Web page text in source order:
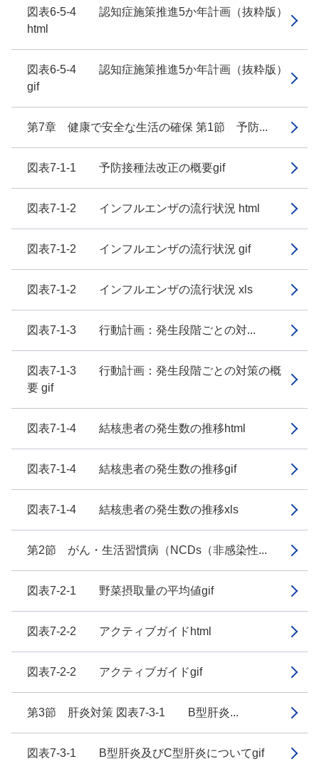
図表6-5-4 認知症施策推進5か年計画（抜粋版）
html
図表6-5-4 認知症施策推進5か年計画（抜粋版）
gif
第7章 健康で安全な生活の確保 第1節 予防...
図表7-1-1 予防接種法改正の概要gif
図表7-1-2 インフルエンザの流行状況 html
図表7-1-2 インフルエンザの流行状況 gif
図表7-1-2 インフルエンザの流行状況 xls
図表7-1-3 行動計画：発生段階ごとの対...
図表7-1-3 行動計画：発生段階ごとの対策の概
要 gif
図表7-1-4 結核患者の発生数の推移html
図表7-1-4 結核患者の発生数の推移gif
図表7-1-4 結核患者の発生数の推移xls
第2節 がん・生活習慣病（NCDs（非感染性...
図表7-2-1 野菜摂取量の平均値gif
図表7-2-2 アクティブガイドhtml
図表7-2-2 アクティブガイドgif
第3節 肝炎対策 図表7-3-1 B型肝炎...
図表7-3-1 B型肝炎及びC型肝炎についてgif